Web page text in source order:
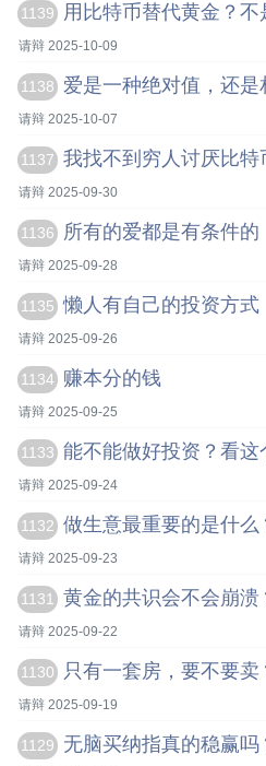
1139 用比特币替代黄金？不
请辩 2025-10-09
1138 爱是一种绝对值，还是
请辩 2025-10-07
1137 我找不到穷人讨厌比特
请辩 2025-09-30
1136 所有的爱都是有条件的
请辩 2025-09-28
1135 懒人有自己的投资方式
请辩 2025-09-26
1134 赚本分的钱
请辩 2025-09-25
1133 能不能做好投资？看这
请辩 2025-09-24
1132 做生意最重要的是什么
请辩 2025-09-23
1131 黄金的共识会不会崩溃
请辩 2025-09-22
1130 只有一套房，要不要卖
请辩 2025-09-19
1129 无脑买纳指真的稳赢吗